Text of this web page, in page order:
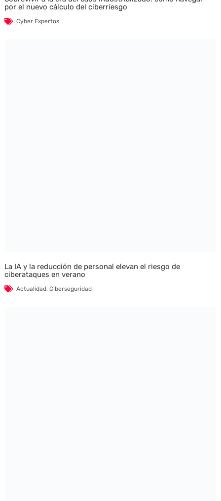
por el nuevo cálculo del ciberriesgo
Cyber Expertos
La IA y la reducción de personal elevan el riesgo de
ciberataques en verano
Actualidad, Ciberseguridad